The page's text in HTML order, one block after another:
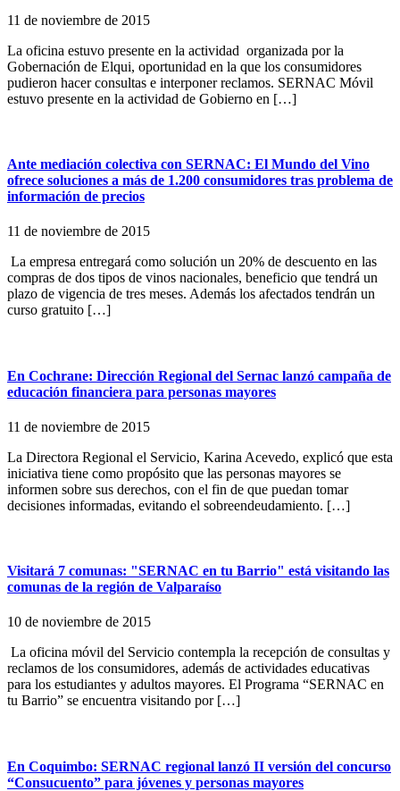
11 de noviembre de 2015
La oficina estuvo presente en la actividad organizada por la
Gobernación de Elqui, oportunidad en la que los consumidores
pudieron hacer consultas e interponer reclamos. SERNAC Móvil
estuvo presente en la actividad de Gobierno en […]
Ante mediación colectiva con SERNAC: El Mundo del Vino
ofrece soluciones a más de 1.200 consumidores tras problema de
información de precios
11 de noviembre de 2015
La empresa entregará como solución un 20% de descuento en las
compras de dos tipos de vinos nacionales, beneficio que tendrá un
plazo de vigencia de tres meses. Además los afectados tendrán un
curso gratuito […]
En Cochrane: Dirección Regional del Sernac lanzó campaña de
educación financiera para personas mayores
11 de noviembre de 2015
La Directora Regional el Servicio, Karina Acevedo, explicó que esta
iniciativa tiene como propósito que las personas mayores se
informen sobre sus derechos, con el fin de que puedan tomar
decisiones informadas, evitando el sobreendeudamiento. […]
Visitará 7 comunas: "SERNAC en tu Barrio" está visitando las
comunas de la región de Valparaíso
10 de noviembre de 2015
La oficina móvil del Servicio contempla la recepción de consultas y
reclamos de los consumidores, además de actividades educativas
para los estudiantes y adultos mayores. El Programa “SERNAC en
tu Barrio” se encuentra visitando por […]
En Coquimbo: SERNAC regional lanzó II versión del concurso
“Consucuento” para jóvenes y personas mayores